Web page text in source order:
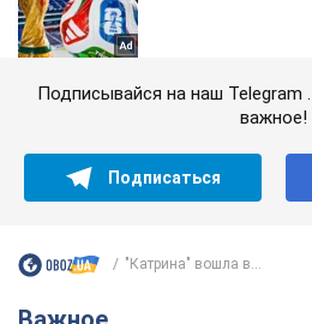
Подписывайся на наш Telegram
важное!
Подписаться
"Катрина" вошла в...